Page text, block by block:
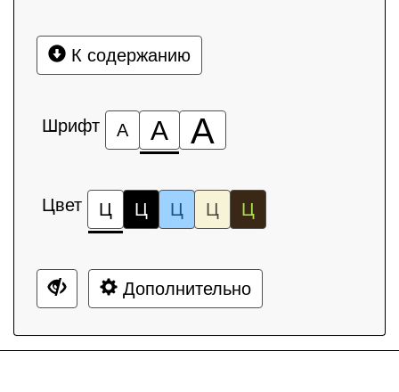
К содержанию
Шрифт А А А
Цвет Ц Ц Ц Ц Ц
Дополнительно